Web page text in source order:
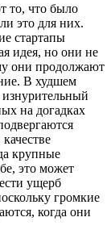
то, что было
это для них.
стартапы
идея, но они не
они продолжают
В худшем
изнурительный
на догадках
крупные
это может
ущерб
громкие
когда они